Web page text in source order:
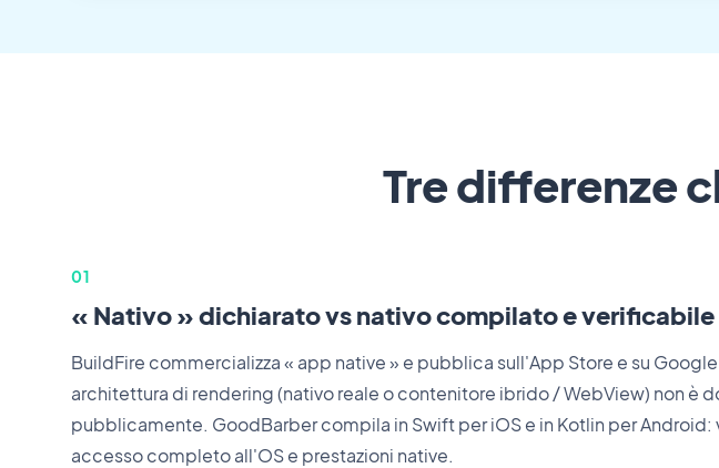
Tre differenze
01
« Nativo » dichiarato vs nativo compilato e verificabile
BuildFire commercializza « app native » e pubblica sull'App Store e su
architettura di rendering (nativo reale o contenitore ibrido / WebView) non è
pubblicamente. GoodBarber compila in Swift per iOS e in Kotlin per Android:
accesso completo all'OS e prestazioni native.